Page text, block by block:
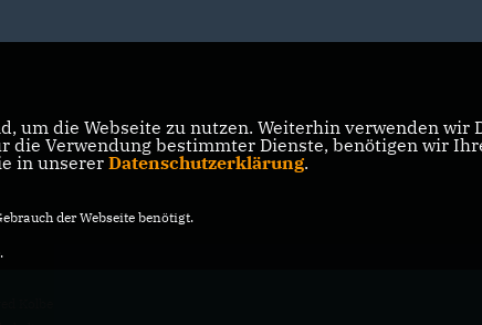
um die Webseite zu nutzen. Weiterhin verwenden
die Verwendung bestimmter Dienste, benötigen wir
in unserer Datenschutzerklärung.
der Webseite benötigt.